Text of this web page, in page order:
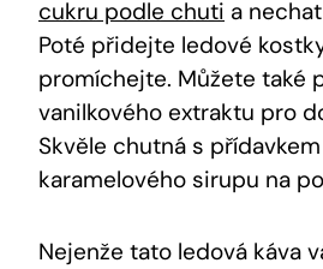
cukru podle chuti a
Poté přidejte ledové
promíchejte. Můžete také
vanilkového extraktu pro
Skvěle chutná s
karamelového sirupu na
Nejenže tato ledová káva